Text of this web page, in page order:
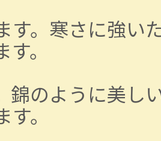
。寒さに強い
。
のように美し
。